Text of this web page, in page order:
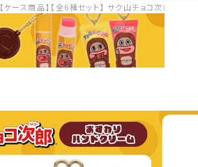
【ケース商品】【全6種セット】 サク山チョコ次郎 シ